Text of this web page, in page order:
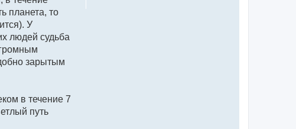
планета, то
У
людей судьба
зарытым
в течение 7
путь